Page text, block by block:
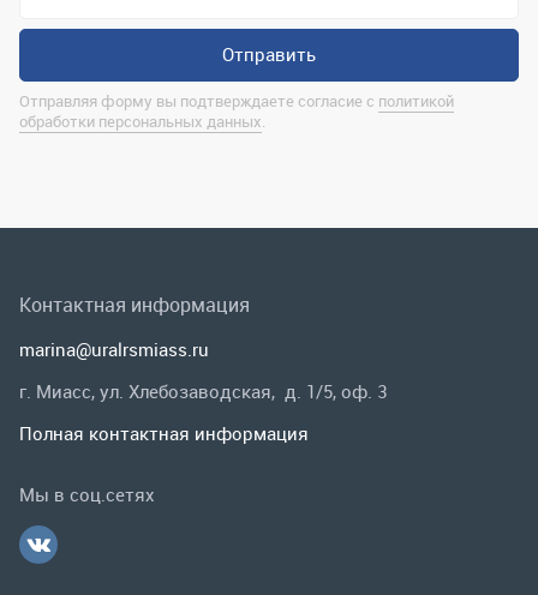
Спецпредложения
Контактная информация
marina@uralrsmiass.ru
Заказать звонок